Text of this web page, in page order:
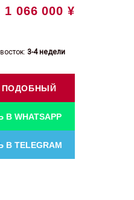
1 066 000 ¥
3-4 недели
ПОДОБНЫЙ
WHATSAPP
TELEGRAM